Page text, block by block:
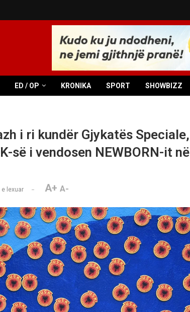
ED / OP KRONIKA SPORT SHOWBIZZ
i ri kundër Gjykatës Speciale,
së i vendosen NEWBORN-it në
e lexuar A+ A-